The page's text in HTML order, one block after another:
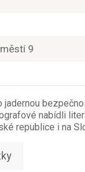
9
jadernou
nabídli
republice i na